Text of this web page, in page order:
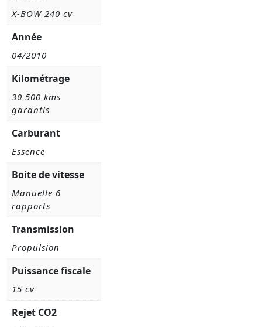
X-BOW 240 cv
Année
04/2010
Kilométrage
30 500 kms
garantis
Carburant
Essence
Boite de vitesse
Manuelle 6
rapports
Transmission
Propulsion
Puissance fiscale
15 cv
Rejet CO2